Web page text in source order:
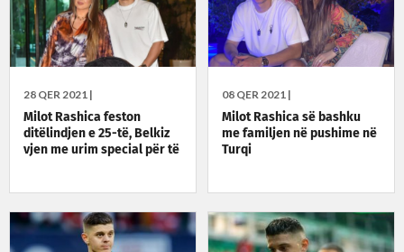
28 QER 2021 |
Milot Rashica feston
ditëlindjen e 25-të, Belkiz
vjen me urim special për të
08 QER 2021 |
Milot Rashica së bashku
me familjen në pushime në
Turqi